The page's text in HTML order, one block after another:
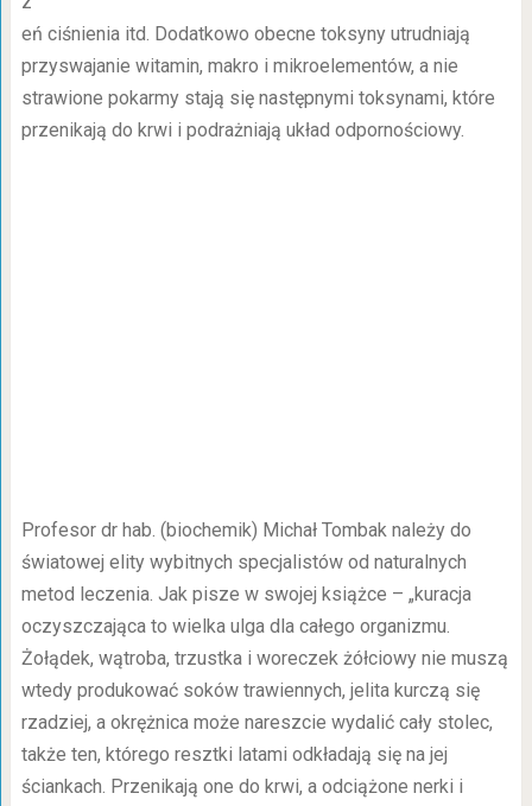
eń ciśnienia itd. Dodatkowo obecne toksyny utrudniają
przyswajanie witamin, makro i mikroelementów, a nie
strawione pokarmy stają się następnymi toksynami, które
przenikają do krwi i podrażniają układ odpornościowy.
Profesor dr hab. (biochemik) Michał Tombak należy do
światowej elity wybitnych specjalistów od naturalnych
metod leczenia. Jak pisze w swojej książce – „kuracja
oczyszczająca to wielka ulga dla całego organizmu.
Żołądek, wątroba, trzustka i woreczek żółciowy nie muszą
wtedy produkować soków trawiennych, jelita kurczą się
rzadziej, a okrężnica może nareszcie wydalić cały stolec,
także ten, którego resztki latami odkładają się na jej
ściankach. Przenikają one do krwi, a odciążone nerki i